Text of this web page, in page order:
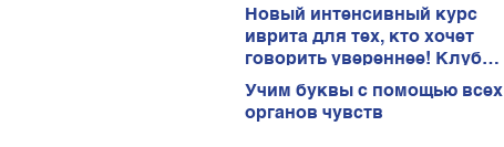
Новый интенсивный курс
иврита для тех, кто хочет
говорить увереннее! Клуб
иврита!
Учим буквы с помощью всех
органов чувств